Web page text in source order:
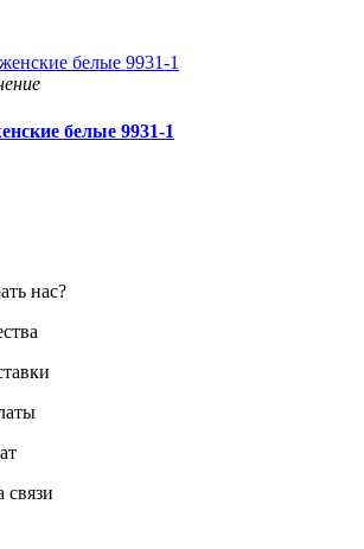
белые 9931-1
нас?
связи